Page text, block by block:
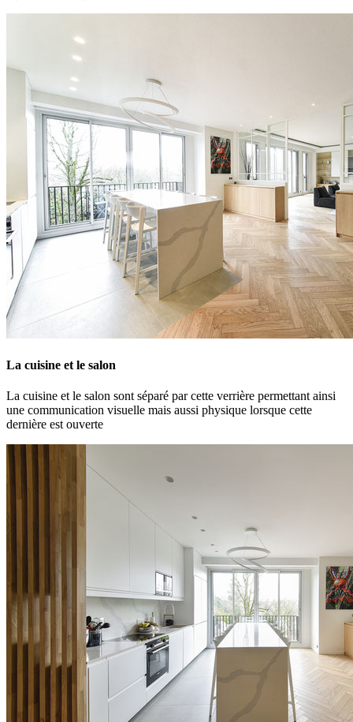
La cuisine et le salon
La cuisine et le salon sont séparé par cette verrière permettant ainsi
une communication visuelle mais aussi physique lorsque cette
dernière est ouverte